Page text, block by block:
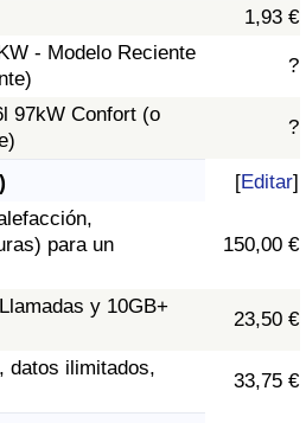
1,93 €
- Modelo Reciente
?
97kW Confort (o
?
[Editar]
para un
150,00 €
y 10GB+
23,50 €
datos ilimitados,
33,75 €